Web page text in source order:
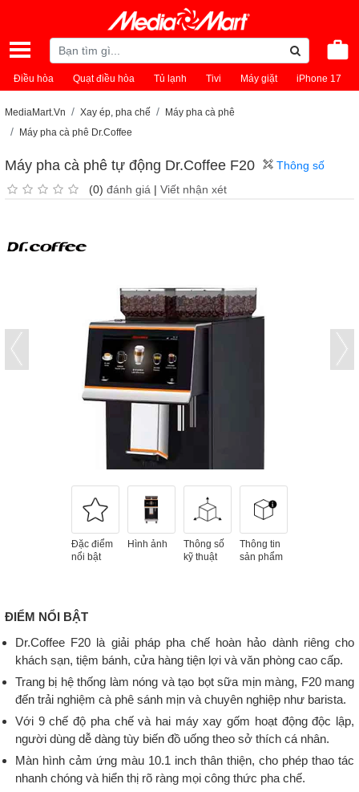
Điều hòa Quạt điều hòa Tủ lạnh Tivi Máy giặt iPhone 17
MediaMart.Vn Xay ép, pha chế
Máy pha cà phê
Máy pha cà phê Dr.Coffee
Máy pha cà phê tự động Dr.Coffee F20
(0) đánh giá | Viết nhận xét
Thông số
Đặc điểm
nổi bật
Hình ảnh
Thông số
kỹ thuật
Thông tin
sản phẩm
ĐIỂM NỔI BẬT
Dr.Coffee F20 là giải pháp pha chế hoàn hảo dành riêng cho
khách sạn, tiệm bánh, cửa hàng tiện lợi và văn phòng cao cấp.
Trang bị hệ thống làm nóng và tạo bọt sữa mịn màng, F20 mang
đến trải nghiệm cà phê sánh mịn và chuyên nghiệp như barista.
Với 9 chế độ pha chế và hai máy xay gốm hoạt động độc lập,
người dùng dễ dàng tùy biến đồ uống theo sở thích cá nhân.
Màn hình cảm ứng màu 10.1 inch thân thiện, cho phép thao tác
nhanh chóng và hiển thị rõ ràng mọi công thức pha chế.